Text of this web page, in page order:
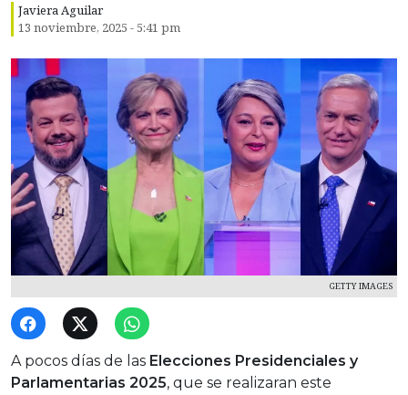
Javiera Aguilar
13 noviembre, 2025 - 5:41 pm
GETTY IMAGES
A pocos días de las Elecciones Presidenciales y
Parlamentarias 2025, que se realizaran este